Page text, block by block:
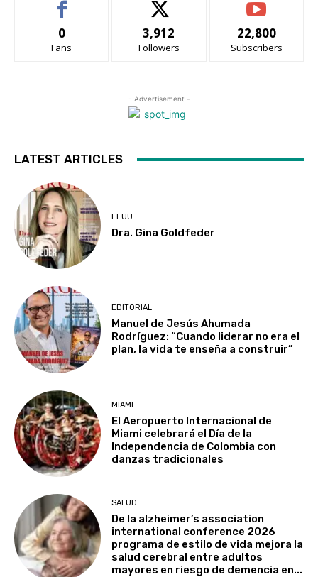
0
Fans
3,912
Followers
22,800
Subscribers
- Advertisement -
LATEST ARTICLES
EEUU
Dra. Gina Goldfeder
EDITORIAL
Manuel de Jesús Ahumada
Rodríguez: “Cuando liderar no era el
plan, la vida te enseña a construir”
MIAMI
El Aeropuerto Internacional de
Miami celebrará el Día de la
Independencia de Colombia con
danzas tradicionales
SALUD
De la alzheimer’s association
international conference 2026
programa de estilo de vida mejora la
salud cerebral entre adultos
mayores en riesgo de demencia en...